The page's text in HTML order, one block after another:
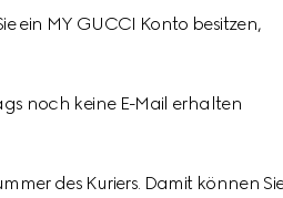
ein MY GUCCI Konto besitzen,
noch keine E-Mail erhalten
des Kuriers. Damit können